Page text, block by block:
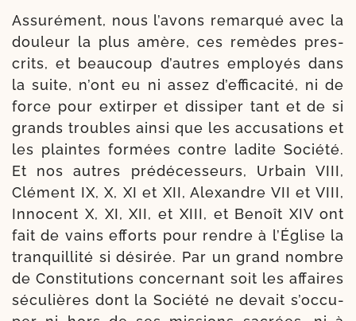
Assurément, nous l’a­vons remar­qué avec la
dou­leur la plus amère, ces remèdes pres­
crits, et beau­coup d’autres employés dans
la suite, n’ont eu ni assez d’ef­fi­ca­ci­té, ni de
force pour extir­per et dis­si­per tant et de si
grands troubles ain­si que les accu­sa­tions et
les plaintes for­mées contre ladite Société.
Et nos autres pré­dé­ces­seurs, Urbain VIII,
Clément IX, X, XI et XII, Alexandre VII et VIII,
Innocent X, XI, XII, et XIII, et Benoît XIV ont
fait de vains efforts pour rendre à l’Église la
tran­quilli­té si dési­rée. Par un grand nombre
de Constitutions concer­nant soit les affaires
sécu­lières dont la Société ne devait s’oc­cu­